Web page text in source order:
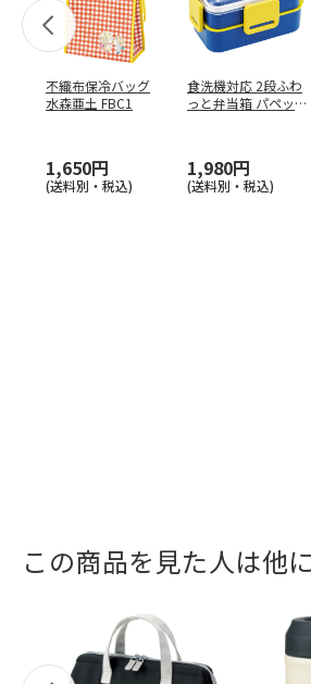
不織布保冷バッグ
水森亜土 FBC1
1,650円
(送料別・税込)
食洗機対応 2段ふわ
っと弁当箱 パペッ
1,980円
(送料別・税込)
この商品を見た人は他